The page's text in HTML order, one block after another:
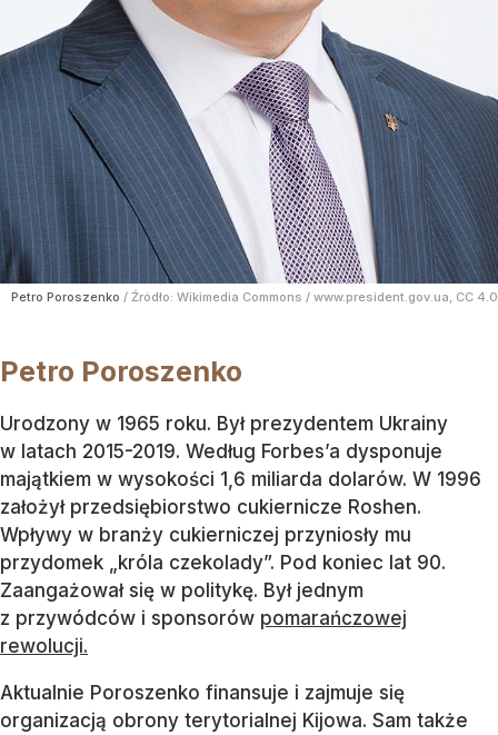
Petro Poroszenko / Źródło: Wikimedia Commons / www.president.gov.ua, CC 4.0
Petro Poroszenko
Urodzony w 1965 roku. Był prezydentem Ukrainy
w latach 2015-2019. Według Forbes’a dysponuje
majątkiem w wysokości 1,6 miliarda dolarów. W 1996
założył przedsiębiorstwo cukiernicze Roshen.
Wpływy w branży cukierniczej przyniosły mu
przydomek „króla czekolady”. Pod koniec lat 90.
Zaangażował się w politykę. Był jednym
z przywódców i sponsorów pomarańczowej
rewolucji.
Aktualnie Poroszenko finansuje i zajmuje się
organizacją obrony terytorialnej Kijowa. Sam także